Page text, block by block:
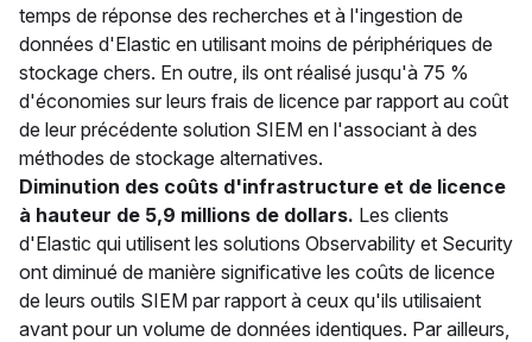
temps de réponse des recherches et à l'ingestion de
données d'Elastic en utilisant moins de périphériques de
stockage chers. En outre, ils ont réalisé jusqu'à 75 %
d'économies sur leurs frais de licence par rapport au coût
de leur précédente solution SIEM en l'associant à des
méthodes de stockage alternatives.
Diminution des coûts d'infrastructure et de licence
à hauteur de 5,9 millions de dollars. Les clients
d'Elastic qui utilisent les solutions Observability et Security
ont diminué de manière significative les coûts de licence
de leurs outils SIEM par rapport à ceux qu'ils utilisaient
avant pour un volume de données identiques. Par ailleurs,